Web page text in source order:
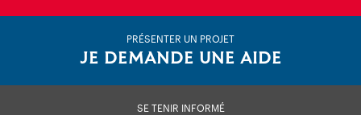
PRÉSENTER UN PROJET
JE DEMANDE UNE AIDE
SE TENIR INFORMÉ